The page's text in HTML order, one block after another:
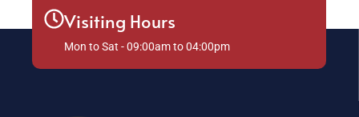
Visiting Hours
Mon to Sat - 09:00am to 04:00pm